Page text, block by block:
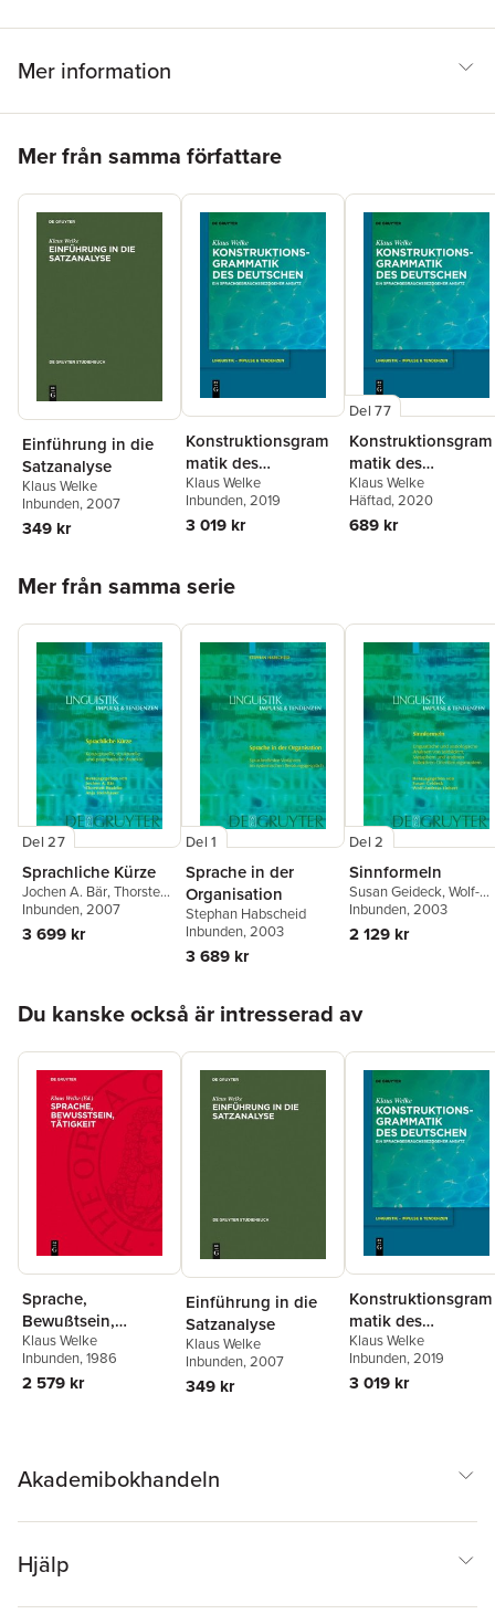
Mer information
Mer från samma författare
Einführung in die
Satzanalyse
Klaus Welke
Inbunden, 2007
349 kr
Konstruktionsgram
matik des
Deutschen
Klaus Welke
Inbunden, 2019
3 019 kr
Del 77
Konstruktionsgram
matik des
Deutschen
Klaus Welke
Häftad, 2020
689 kr
Mer från samma serie
Del 27
Sprachliche Kürze
Jochen A. Bär,Thorsten
Roelcke,Anja
Steinhauer
Inbunden, 2007
3 699 kr
Del 1
Sprache in der
Organisation
Stephan Habscheid
Inbunden, 2003
3 689 kr
Del 2
Sinnformeln
Susan Geideck,Wolf-
Andreas Liebert
Inbunden, 2003
2 129 kr
Du kanske också är intresserad av
Sprache,
Bewußtsein,
Tätigkeit
Klaus Welke
Inbunden, 1986
2 579 kr
Einführung in die
Satzanalyse
Klaus Welke
Inbunden, 2007
349 kr
Konstruktionsgram
matik des
Deutschen
Klaus Welke
Inbunden, 2019
3 019 kr
Akademibokhandeln
Hjälp